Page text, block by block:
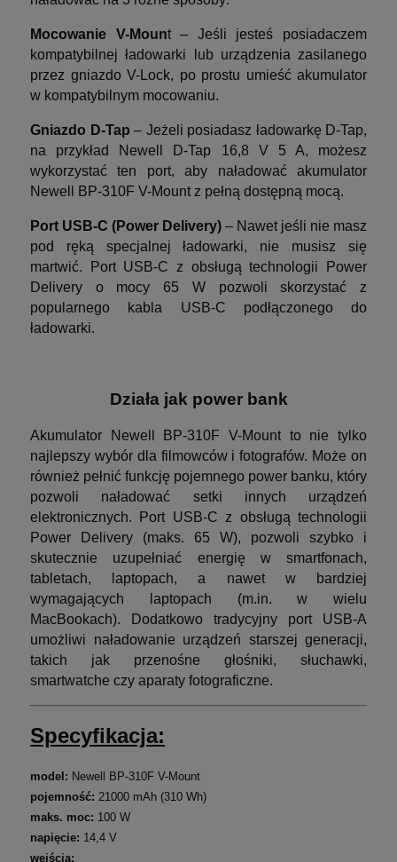
Mocowanie V-Mount – Jeśli jesteś posiadaczem
kompatybilnej ładowarki lub urządzenia zasilanego
przez gniazdo V-Lock, po prostu umieść akumulator
w kompatybilnym mocowaniu.
Gniazdo D-Tap – Jeżeli posiadasz ładowarkę D-Tap,
na przykład Newell D-Tap 16,8 V 5 A, możesz
wykorzystać ten port, aby naładować akumulator
Newell BP-310F V-Mount z pełną dostępną mocą.
Port USB-C (Power Delivery) – Nawet jeśli nie masz
pod ręką specjalnej ładowarki, nie musisz się
martwić. Port USB-C z obsługą technologii Power
Delivery o mocy 65 W pozwoli skorzystać z
popularnego kabla USB-C podłączonego do
ładowarki.
Działa jak power bank
Akumulator Newell BP-310F V-Mount to nie tylko
najlepszy wybór dla filmowców i fotografów. Może on
również pełnić funkcję pojemnego power banku, który
pozwoli naładować setki innych urządzeń
elektronicznych. Port USB-C z obsługą technologii
Power Delivery (maks. 65 W), pozwoli szybko i
skutecznie uzupełniać energię w smartfonach,
tabletach, laptopach, a nawet w bardziej
wymagających laptopach (m.in. w wielu
MacBookach). Dodatkowo tradycyjny port USB-A
umożliwi naładowanie urządzeń starszej generacji,
takich jak przenośne głośniki, słuchawki,
smartwatche czy aparaty fotograficzne.
Specyfikacja:
model: Newell BP-310F V-Mount
pojemność: 21000 mAh (310 Wh)
maks. moc: 100 W
napięcie: 14,4 V
wejścia: